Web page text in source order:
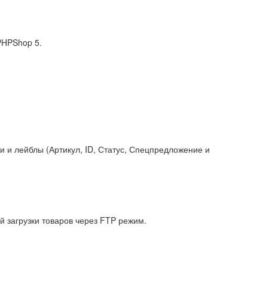
5.
и лейблы (Артикул, ID, Статус, Спецпредложение и
товаров через FTP режим.